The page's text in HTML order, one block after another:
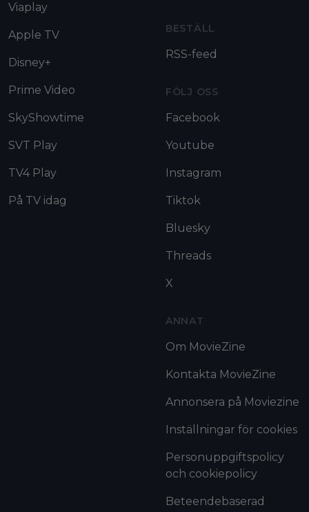
Viaplay
Apple TV
Disney+
Prime Video
SkyShowtime
SVT Play
TV4 Play
På TV idag
BESTÄLL
RSS-feed
FÖLJ OSS
Facebook
Youtube
Instagram
Tiktok
Bluesky
Threads
X
ANNAT
Om MovieZine
Kontakta MovieZine
Annonsera på Moviezine
Inställningar för cookies
Personuppgiftspolicy
och cookiepolicy
Beteendebaserad